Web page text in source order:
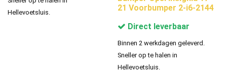
Hellevoetsluis.
21 Voorbumper 2-i6-2144
Direct leverbaar
Binnen 2 werkdagen geleverd.
Sneller op te halen in
Hellevoetsluis.